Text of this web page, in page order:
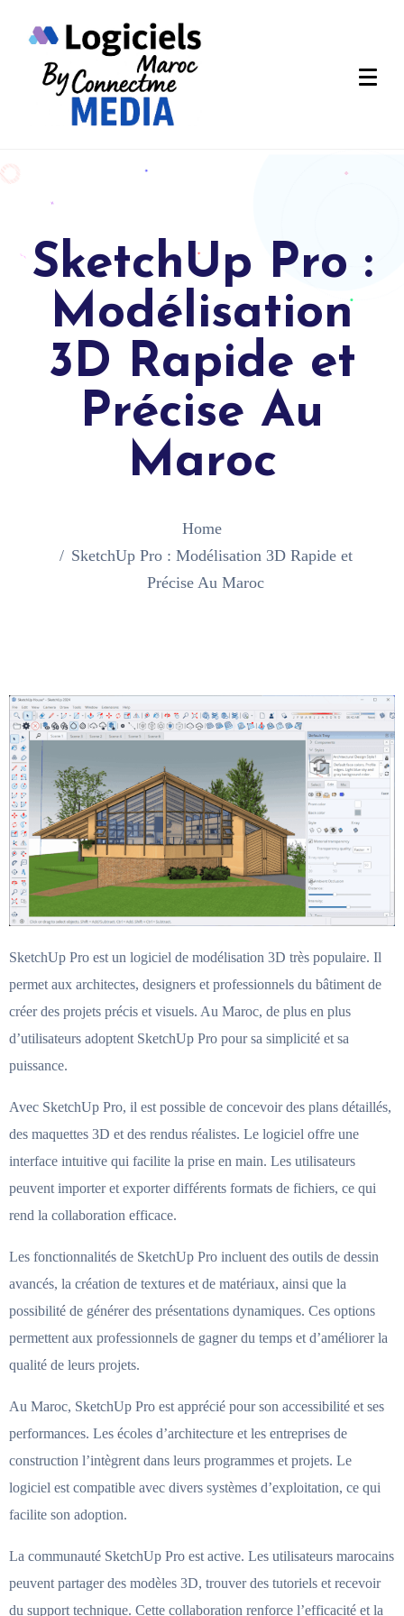
SketchUp Pro :
Modélisation
3D Rapide et
Précise Au
Maroc
Home
SketchUp Pro : Modélisation 3D Rapide et
Précise Au Maroc
SketchUp Pro est un logiciel de modélisation 3D très populaire. Il
permet aux architectes, designers et professionnels du bâtiment de
créer des projets précis et visuels. Au Maroc, de plus en plus
d’utilisateurs adoptent SketchUp Pro pour sa simplicité et sa
puissance.
Avec SketchUp Pro, il est possible de concevoir des plans détaillés,
des maquettes 3D et des rendus réalistes. Le logiciel offre une
interface intuitive qui facilite la prise en main. Les utilisateurs
peuvent importer et exporter différents formats de fichiers, ce qui
rend la collaboration efficace.
Les fonctionnalités de SketchUp Pro incluent des outils de dessin
avancés, la création de textures et de matériaux, ainsi que la
possibilité de générer des présentations dynamiques. Ces options
permettent aux professionnels de gagner du temps et d’améliorer la
qualité de leurs projets.
Au Maroc, SketchUp Pro est apprécié pour son accessibilité et ses
performances. Les écoles d’architecture et les entreprises de
construction l’intègrent dans leurs programmes et projets. Le
logiciel est compatible avec divers systèmes d’exploitation, ce qui
facilite son adoption.
La communauté SketchUp Pro est active. Les utilisateurs marocains
peuvent partager des modèles 3D, trouver des tutoriels et recevoir
du support technique. Cette collaboration renforce l’efficacité et la